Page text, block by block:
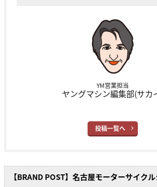
YM営業担当
ヤングマシン編集部(サカ
投稿一覧へ
【BRAND POST】名古屋モーターサイク